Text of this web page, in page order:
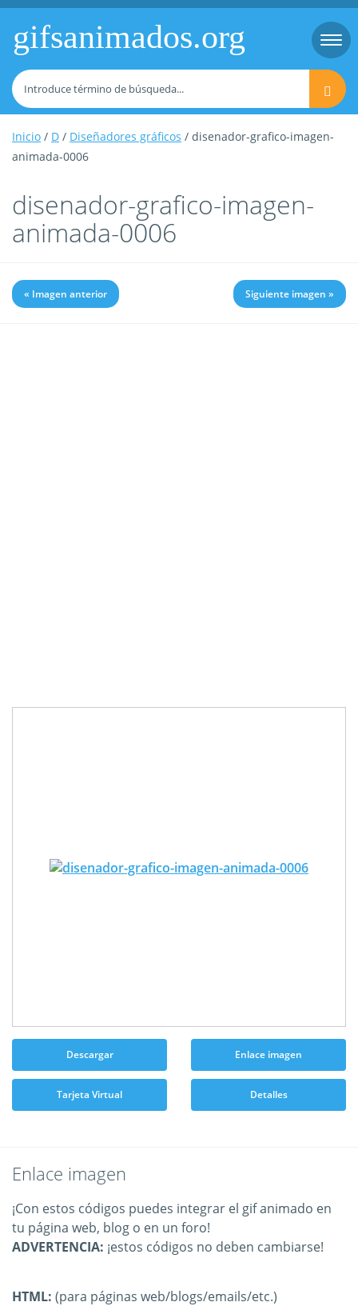
gifsanimados.org
Inicio / D / Diseñadores gráficos / disenador-grafico-imagen-
animada-0006
disenador-grafico-imagen-
animada-0006
« Imagen anterior Siguiente imagen »
Descargar Enlace imagen
Tarjeta Virtual Detalles
Enlace imagen
¡Con estos códigos puedes integrar el gif animado en
tu página web, blog o en un foro!
ADVERTENCIA: ¡estos códigos no deben cambiarse!
HTML: (para páginas web/blogs/emails/etc.)